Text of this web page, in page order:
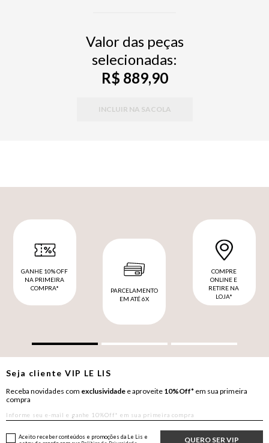
Valor das peças
selecionadas:
R$ 889,90
INCLUIR NA SACOLA
GANHE 10% OFF
NA PRIMEIRA
COMPRA*
PARCELAMENTO
EM ATÉ 6X
COMPRE
ONLINE E
RETIRE NA
LOJA*
Seja clienteVIP LE LIS
Receba novidades com exclusividade e aproveite 10%Off* em sua primeira
compra
QUERO SER VIP
Aceito receber conteúdos e promoções da Le Lis e